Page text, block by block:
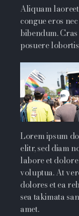
Aliquam
congue eros
bibendum.
posuere
Lorem ipsum
elitr, sed diam
labore et
voluptua. At
dolores et ea
sea takimata
amet.